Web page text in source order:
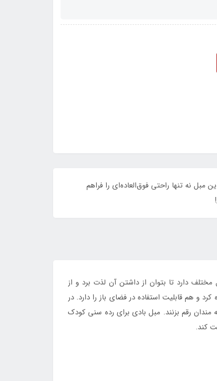
نه تنها راحتی فوق‌العاده‌ای را فراهم
دارد تا بتوان از داشتن آن لذت برد و از
هم قابلیت استفاده در فضای باز را دارد. در
مندان رقم بزنند. مبل بادی برای رده سنی کودک
کند.